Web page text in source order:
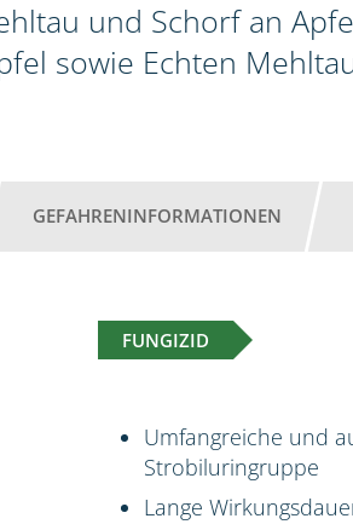
und Schorf an
sowie Echten
GEFAHRENINFORMATIONEN
FUNGIZID
Umfangreiche und
Strobiluringruppe
Lange